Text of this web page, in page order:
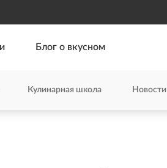
Блог о вкусном
Кулинарная школа Новости